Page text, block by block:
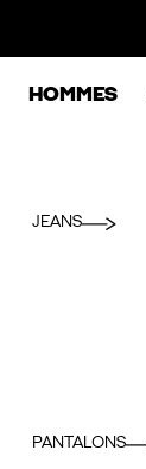
HOMMES
JEANS
PANTALONS